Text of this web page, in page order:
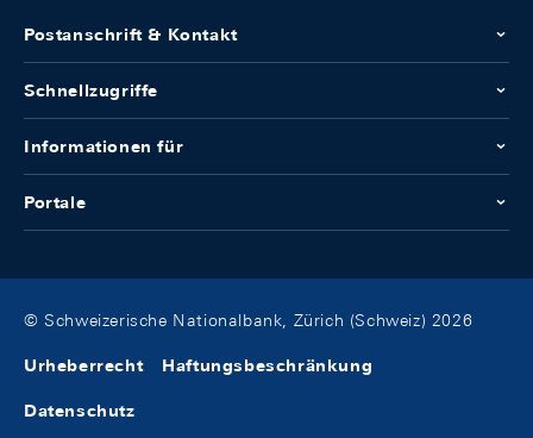
Postanschrift & Kontakt
Schnellzugriffe
Informationen für
Portale
© Schweizerische Nationalbank, Zürich (Schweiz) 2026
Urheberrecht Haftungsbeschränkung
Datenschutz